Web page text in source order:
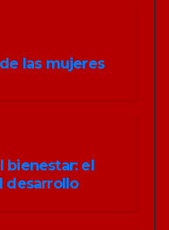
las mujeres
bienestar: el
desarrollo